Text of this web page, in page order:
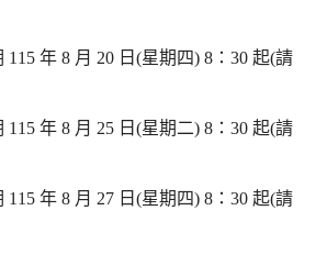
年 8 月 20 日(星期四) 8：30 起(請
年 8 月 25 日(星期二) 8：30 起(請
年 8 月 27 日(星期四) 8：30 起(請